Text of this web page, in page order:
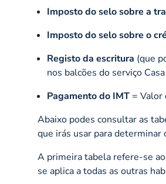
Imposto do selo sobre a
Imposto do selo sobre o
Registo da escritura (que
nos balcões do serviço
Pagamento do IMT = Valor
Abaixo podes consultar as
que irás usar para determinar
A primeira tabela refere-se
se aplica a todas as outras